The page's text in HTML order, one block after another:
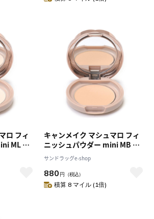
ロ フィ
ML マ
キャンメイク マシュマロ フィ
ニッシュパウダー mini MB マ
ットベージュオークル 5g
サンドラッグe-shop
880 円 （税込）
積算 8 マイル (1倍)